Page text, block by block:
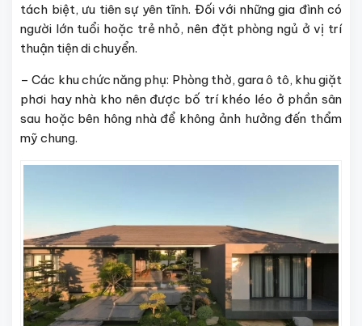
tách biệt, ưu tiên sự yên tĩnh. Đối với những gia đình có
người lớn tuổi hoặc trẻ nhỏ, nên đặt phòng ngủ ở vị trí
thuận tiện di chuyển.
– Các khu chức năng phụ: Phòng thờ, gara ô tô, khu giặt
phơi hay nhà kho nên được bố trí khéo léo ở phần sân
sau hoặc bên hông nhà để không ảnh hưởng đến thẩm
mỹ chung.